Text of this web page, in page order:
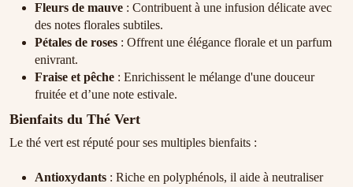
Fleurs de mauve : Contribuent à une infusion délicate avec
des notes florales subtiles.
Pétales de roses : Offrent une élégance florale et un parfum
enivrant.
Fraise et pêche : Enrichissent le mélange d'une douceur
fruitée et d’une note estivale.
Bienfaits du Thé Vert
Le thé vert est réputé pour ses multiples bienfaits :
Antioxydants : Riche en polyphénols, il aide à neutraliser